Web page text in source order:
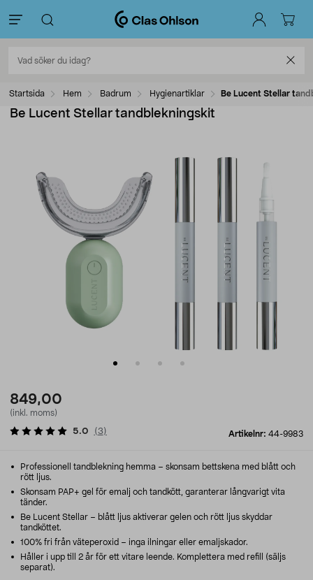
Startsida Hem Badrum Hygienartiklar Be Lucent Stellar
Be Lucent Stellar tandblekningskit
849,00
(inkl. moms)
Artikelnr: 44-9983
5.0 (3)
Professionell tandblekning hemma – skonsam bettskena med blått och
rött ljus.
Skonsam PAP+ gel för emalj och tandkött, garanterar långvarigt vita
tänder.
Be Lucent Stellar – blått ljus aktiverar gelen och rött ljus skyddar
tandköttet.
100% fri från väteperoxid – inga ilningar eller emaljskador.
Håller i upp till 2 år för ett vitare leende. Komplettera med refill (säljs
separat).